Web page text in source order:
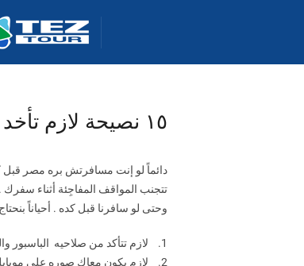
١٥ نصيحة لازم تأخد بالك منها وإنت مسافر (مقال بالعامية المصرية)
دائماً لو إنت مسافرتش بره مصر قبل
تتجنب المواقف المفاجِئة أثناء سفرك
وحتى لو سافرنا قبل كده . أحياناً
1. لازم تتأكد من صلاحيه الباسبور والتأشيرة بتاعتك وتتأكد أن البلد اللي انت مسافرها ملهاش أي متطلبات خاصة زي
2. لازم يكون معاك صوره على موبايلك لكل أوراقك المهمه زي جواز السفر والتأشيرة وتذكرة الطيران.